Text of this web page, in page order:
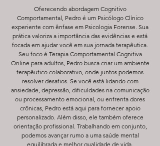
Oferecendo abordagem Cognitivo
Comportamental, Pedro é um Psicólogo Clínico
experiente com ênfase em Psicologia Forense. Sua
prática valoriza a importância das evidências e está
focada em ajudar você em sua jornada terapêutica.
Seu foco é Terapia Comportamental Cognitiva
Online para adultos, Pedro busca criar um ambiente
terapêutico colaborativo, onde juntos podemos
resolver desafios. Se você está lidando com
ansiedade, depressão, dificuldades na comunicação
ou processamento emocional, ou enfrenta dores
crônicas, Pedro está aqui para fornecer apoio
personalizado. Além disso, ele também oferece
orientação profissional. Trabalhando em conjunto,
podemos avançar rumo a uma saúde mental
equilibrada e melhor qualidade de vida.